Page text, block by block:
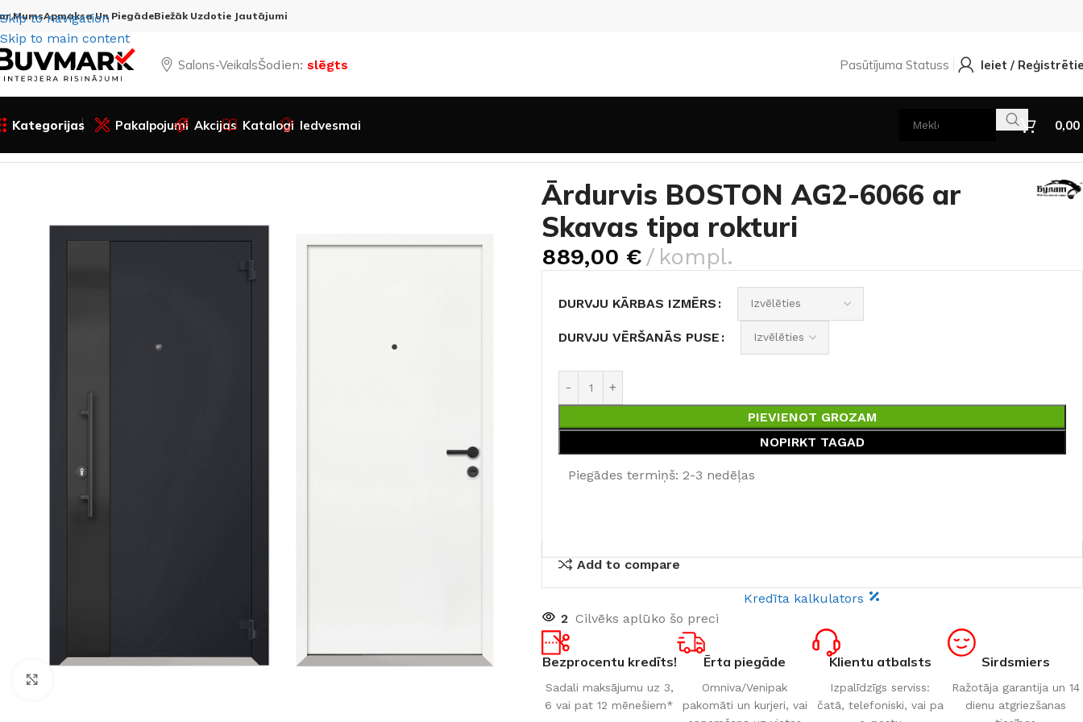
Skip to navigation
Skip to main content
MumsApmaksa Un PiegādeBiežāk Uzdotie Jautājumi
Salons-VeikalsŠodien: slēgts Pasūtījuma Statuss Ieiet /
Kategorijas Pakalpojumi Akcijas Katalogi Iedvesmai
0,00
Ārdurvis BOSTON AG2-6066 ar
Skavas tipa rokturi
889,00 € kompl.
DURVJU KĀRBAS IZMĒRS
DURVJU VĒRŠANĀS PUSE
PIEVIENOT GROZAM
NOPIRKT TAGAD
Piegādes termiņš: 2-3 nedēļas
Add to compare
Kredīta kalkulators
2 Cilvēks aplūko šo preci
Bezprocentu kredīts!
Sadali maksājumu uz 3,
6 vai pat 12 mēnešiem*
Ērta piegāde
Omniva/Venipak
pakomāti un kurjeri, vai
Klientu atbalsts
Izpalīdzīgs serviss:
čatā, telefoniski, vai pa
Sirdsmiers
Ražotāja garantija un 14
dienu atgriezšanas